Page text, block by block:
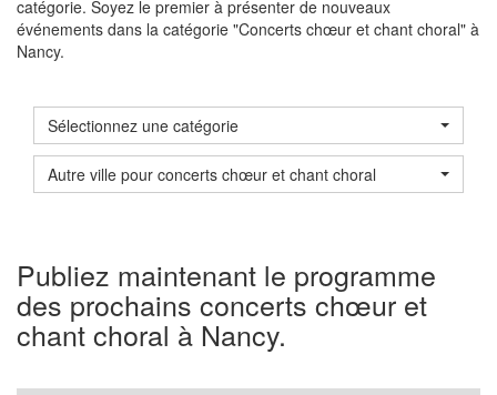
catégorie. Soyez le premier à présenter de nouveaux
événements dans la catégorie "Concerts chœur et chant choral" à
Nancy.
Sélectionnez une catégorie
Autre ville pour concerts chœur et chant choral
Publiez maintenant le programme
des prochains concerts chœur et
chant choral à Nancy.